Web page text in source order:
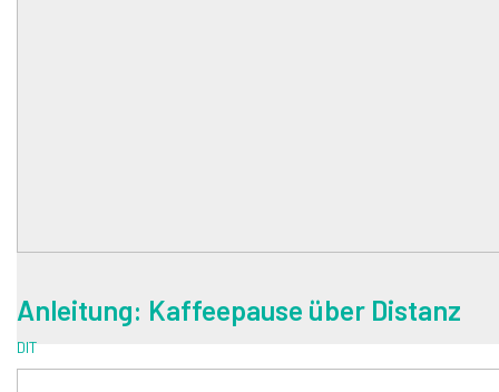
Anleitung: Kaffeepause über Distanz
DIT